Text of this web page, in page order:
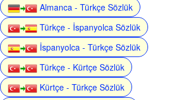
Almanca - Türkçe Sözlük
Türkçe - İspanyolca Sözlük
İspanyolca - Türkçe Sözlük
Türkçe - Kürtçe Sözlük
Kürtçe - Türkçe Sözlük